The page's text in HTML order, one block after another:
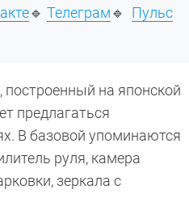
🔹 Телеграм🔹 Пульс
построенный на японской
предлагаться
В базовой упоминаются
руля, камера
зеркала с